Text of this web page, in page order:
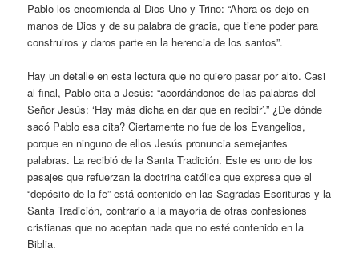
Pablo los encomienda al Dios Uno y Trino: “Ahora os dejo en
manos de Dios y de su palabra de gracia, que tiene poder para
construiros y daros parte en la herencia de los santos”.
Hay un detalle en esta lectura que no quiero pasar por alto. Casi
al final, Pablo cita a Jesús: “acordándonos de las palabras del
Señor Jesús: ‘Hay más dicha en dar que en recibir’.” ¿De dónde
sacó Pablo esa cita? Ciertamente no fue de los Evangelios,
porque en ninguno de ellos Jesús pronuncia semejantes
palabras. La recibió de la Santa Tradición. Este es uno de los
pasajes que refuerzan la doctrina católica que expresa que el
“depósito de la fe” está contenido en las Sagradas Escrituras y la
Santa Tradición, contrario a la mayoría de otras confesiones
cristianas que no aceptan nada que no esté contenido en la
Biblia.